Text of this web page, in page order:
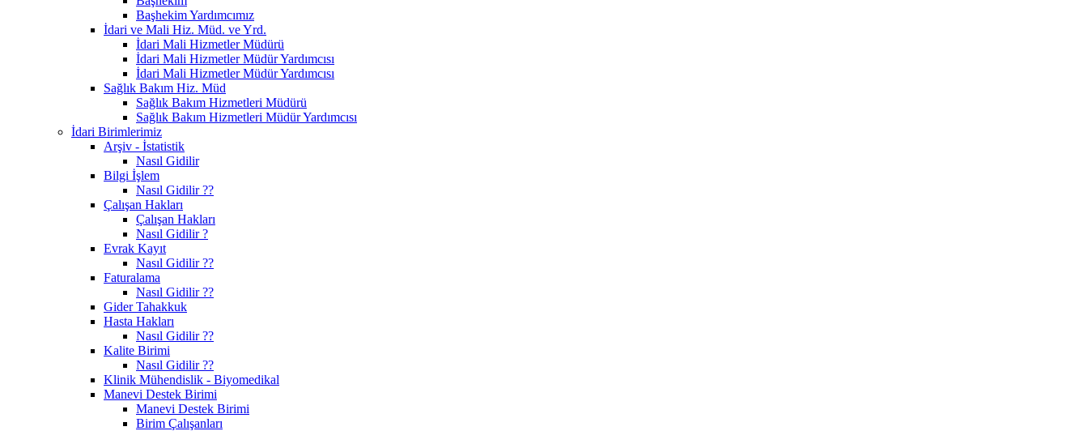
Başhekim Yardımcımız
İdari ve Mali Hiz. Müd. ve Yrd.
İdari Mali Hizmetler Müdürü
İdari Mali Hizmetler Müdür Yardımcısı
İdari Mali Hizmetler Müdür Yardımcısı
Sağlık Bakım Hiz. Müd
Sağlık Bakım Hizmetleri Müdürü
Sağlık Bakım Hizmetleri Müdür Yardımcısı
İdari Birimlerimiz
Arşiv - İstatistik
Nasıl Gidilir
Bilgi İşlem
Nasıl Gidilir ??
Çalışan Hakları
Çalışan Hakları
Nasıl Gidilir ?
Evrak Kayıt
Nasıl Gidilir ??
Faturalama
Nasıl Gidilir ??
Gider Tahakkuk
Hasta Hakları
Nasıl Gidilir ??
Kalite Birimi
Nasıl Gidilir ??
Klinik Mühendislik - Biyomedikal
Manevi Destek Birimi
Manevi Destek Birimi
Birim Çalışanları